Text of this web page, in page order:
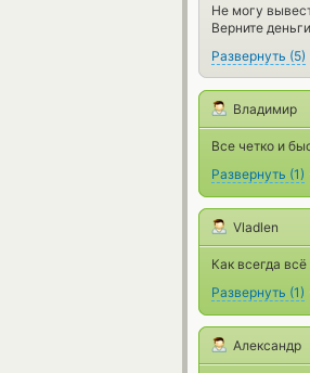
Не могу
Верните
Развернуть (5)
Владимир
Все четко и
Развернуть (1)
Vladlen
Как всегда
Развернуть (1)
Александр